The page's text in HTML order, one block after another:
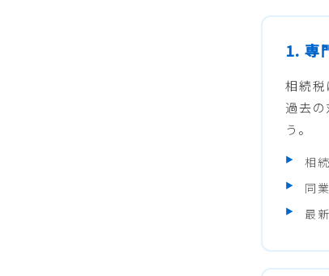
1. 専
相続税
過去
う。
相
同
最